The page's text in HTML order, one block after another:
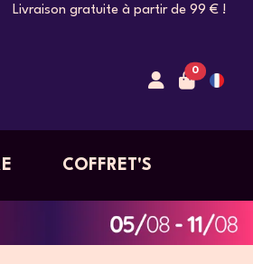
partir de 99 € !
0
COFFRET'S